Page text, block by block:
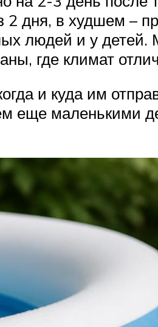
2 дня, в худшем –
людей и у
где климат
и куда им
еще маленькими